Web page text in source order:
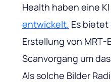
Health haben eine
entwickelt. Es
Erstellung von MRT-
Scanvorgang um
Als solche Bilder